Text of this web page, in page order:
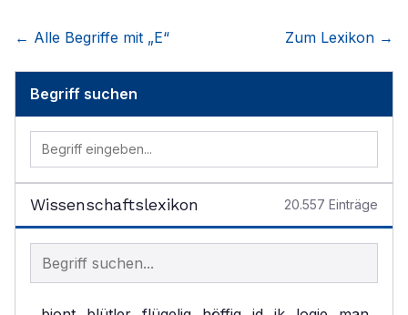
← Alle Begriffe mit „E“ Zum Lexikon →
Begriff suchen
Wissenschaftslexikon 20.557 Einträge
Begriff im Lexikon suchen